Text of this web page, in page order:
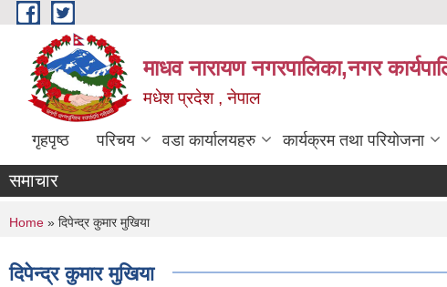
Skip to main content
माधव नारायण नगरपालिका,नगर
मधेश प्रदेश , नेपाल
गृहपृष्ठ परिचय वडा कार्यालयहरु कार्यक्रम तथा परियोजना
समाचार
You are here
Home » दिपेन्द्र कुमार मुखिया
दिपेन्द्र कुमार मुखिया